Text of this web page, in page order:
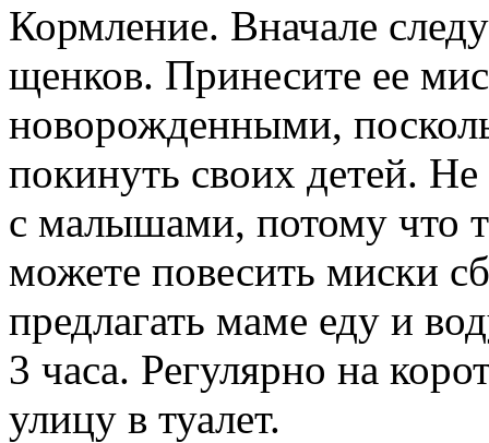
Кормление. Вначале
щенков. Принесите ее
новорожденными,
покинуть своих детей.
с малышами, потому что
можете повесить миски
предлагать маме еду и
3 часа. Регулярно на
улицу в туалет.